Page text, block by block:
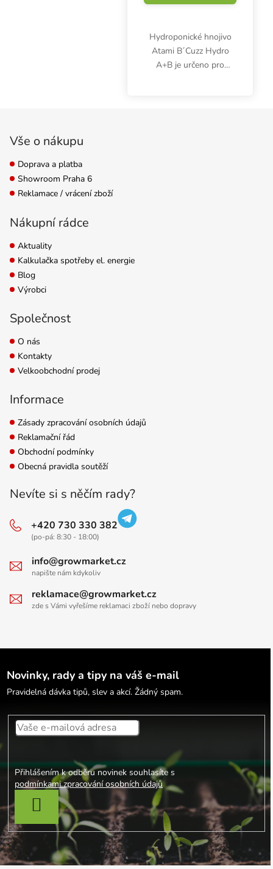
Hydroponické hnojivo
Atami B´Cuzz Hydro
A+B je určeno pro
Vše o nákupu
Doprava a platba
Showroom Praha 6
Reklamace / vrácení zboží
Nákupní rádce
Aktuality
Kalkulačka spotřeby el. energie
Blog
Výrobci
Společnost
O nás
Kontakty
Velkoobchodní prodej
Informace
Zásady zpracování osobních údajů
Reklamační řád
Obchodní podmínky
Obecná pravidla soutěží
Nevíte si s něčím rady?
+420 730 330 382
(po-pá: 8:30 - 18:00)
info@growmarket.cz
napište nám kdykoliv
reklamace@growmarket.cz
zde s Vámi vyřešíme reklamaci zboží nebo dopravy
Novinky, rady a tipy na váš e-mail
Pravidelná dávka tipů, slev a akcí. Žádný spam.
Přihlášením k odběru novinek souhlasíte s
podmínkami zpracování osobních údajů
PŘIHLÁSIT SE